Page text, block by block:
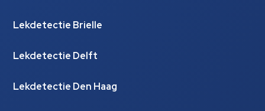
Lekdetectie Brielle
Lekdetectie Delft
Lekdetectie Den Haag